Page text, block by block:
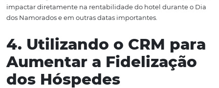
Gerenciar tarifas e disponibilidade é um desafio
dos Namorados. O Channel Manager da Omnibees
solução eficaz para controlar esses aspectos de forma
e automatizada. Com ele, é possível ajustar preços e
em tempo real, garantindo que o hotel permaneça